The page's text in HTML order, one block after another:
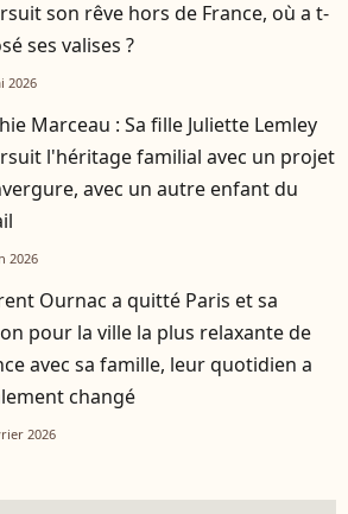
son rêve hors de France, où a t-
ses valises ?
2026
Marceau : Sa fille Juliette Lemley
l'héritage familial avec un projet
avec un autre enfant du
2026
Ournac a quitté Paris et sa
pour la ville la plus relaxante de
avec sa famille, leur quotidien a
changé
2026